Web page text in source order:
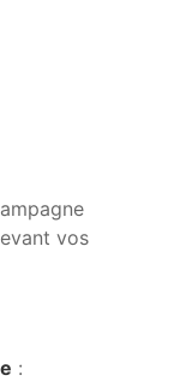
vos
: